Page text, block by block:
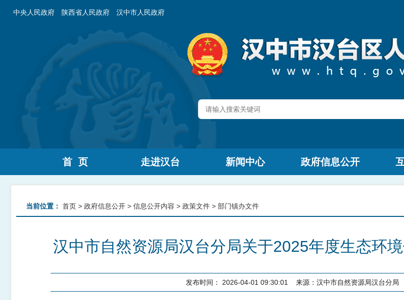
中央人民政府 陕西省人民政府 汉中市人民政府
首 页 走进汉台 新闻中心 政府信息公开
当前位置： 首页 > 政府信息公开 > 信息公开内容 > 政策文件 > 部门镇办文件
汉中市自然资源局汉台分局关于2025年度生态环
发布时间： 2026-04-01 09:30:01 来源： 汉中市自然资源局汉台分局